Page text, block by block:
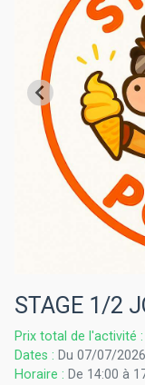
STAGE 1/2
Prix total de l'activité :
Dates : Du 07/07/
Horaire : De 14:00 à